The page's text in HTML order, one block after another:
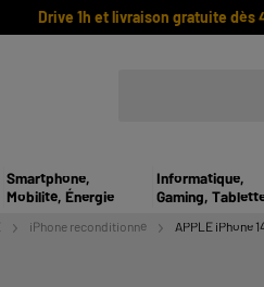
Drive 1h et livraison gratuite dès
Smartphone,
Mobilité, Énergie
Informatique,
Gaming,
iPhone reconditionné APPLE iPhone